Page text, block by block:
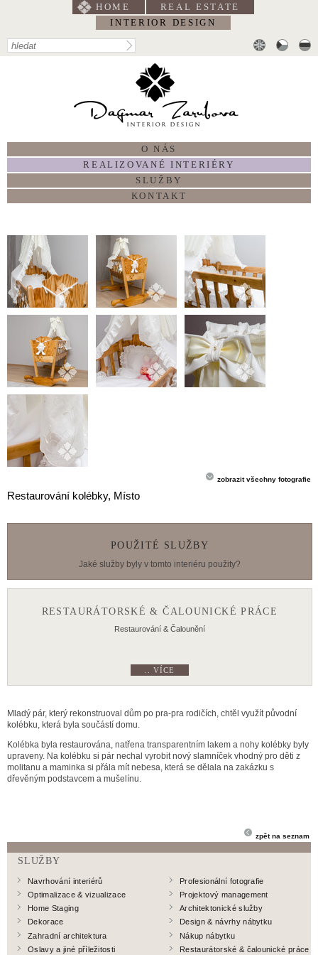
HOME
REAL ESTATE
INTERIOR DESIGN
O NÁS
REALIZOVANÉ INTERIÉRY
SLUŽBY
KONTAKT
zobrazit všechny fotografie
Restaurování kolébky, Místo
POUŽITÉ SLUŽBY
Jaké služby byly v tomto interiéru použity?
RESTAURÁTORSKÉ & ČALOUNICKÉ PRÁCE
Restaurování & Čalounění
.. VÍCE
Mladý pár, který rekonstruoval dům po pra-pra rodičích, chtěl využít původní
kolébku, která byla součástí domu.
Kolébka byla restaurována, natřena transparentním lakem a nohy kolébky byly
upraveny. Na kolébku si pár nechal vyrobit nový slamníček vhodný pro děti z
molitanu a maminka si přála mít nebesa, která se dělala na zakázku s
dřevěným podstavcem a mušelínu.
zpět na seznam
SLUŽBY
Navrhování interiérů
Optimalizace & vizualizace
Home Staging
Dekorace
Zahradní architektura
Oslavy a jiné příležitosti
Profesionální fotografie
Projektový management
Architektonické služby
Design & návrhy nábytku
Nákup nábytku
Restaurátorské & čalounické práce